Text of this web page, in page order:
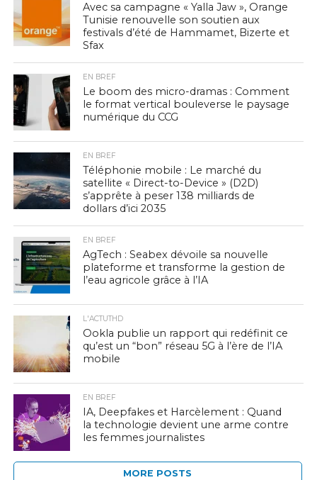
Avec sa campagne « Yalla Jaw », Orange
Tunisie renouvelle son soutien aux
festivals d’été de Hammamet, Bizerte et
Sfax
EN BREF
Le boom des micro-dramas : Comment
le format vertical bouleverse le paysage
numérique du CCG
EN BREF
Téléphonie mobile : Le marché du
satellite « Direct-to-Device » (D2D)
s’apprête à peser 138 milliards de
dollars d’ici 2035
EN BREF
AgTech : Seabex dévoile sa nouvelle
plateforme et transforme la gestion de
l’eau agricole grâce à l’IA
L'ACTUTHD
Ookla publie un rapport qui redéfinit ce
qu’est un “bon” réseau 5G à l’ère de l’IA
mobile
EN BREF
IA, Deepfakes et Harcèlement : Quand
la technologie devient une arme contre
les femmes journalistes
MORE POSTS